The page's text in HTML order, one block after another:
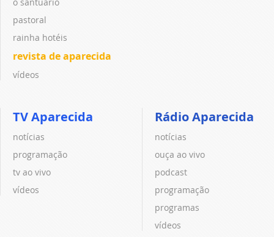
pastoral
rainha hotéis
revista de aparecida
vídeos
TV Aparecida
notícias
programação
tv ao vivo
vídeos
Rádio Aparecida
notícias
ouça ao vivo
podcast
programação
programas
vídeos